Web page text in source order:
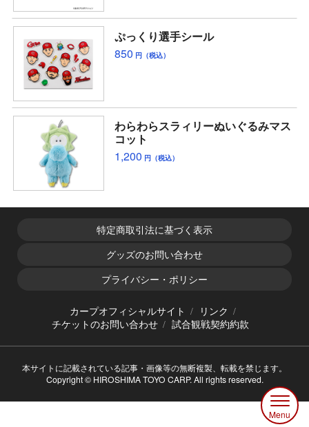
ぷっくり選手シール
850 円（税込）
わらわらスラィリーぬいぐるみマス
コット
1,200 円（税込）
特定商取引法に基づく表示
グッズのお問い合わせ
プライバシー・ポリシー
カープオフィシャルサイト
リンク
チケットのお問い合わせ
試合観戦契約約款
本サイトに記載されている記事・画像等の無断複製、転載を禁じます。
Copyright © HIROSHIMA TOYO CARP. All rights reserved.